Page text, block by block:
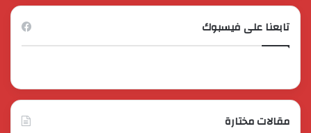
تابعنا على فيسبوك
مقالات مختارة